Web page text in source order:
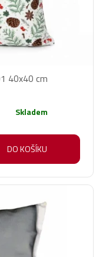
40x40 cm
Skladem
DO KOŠÍKU